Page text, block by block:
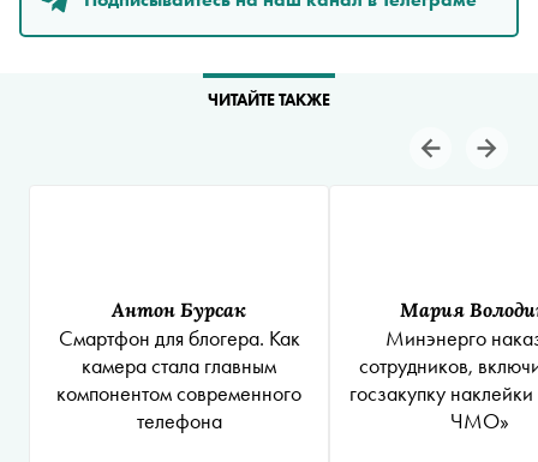
ЧИТАЙТЕ ТАКЖЕ
Антон Бурсак
Смартфон для блогера. Как
камера стала главным
компонентом современного
телефона
Мария
Минэнерго
сотрудников,
госзакупку
ЧМО»